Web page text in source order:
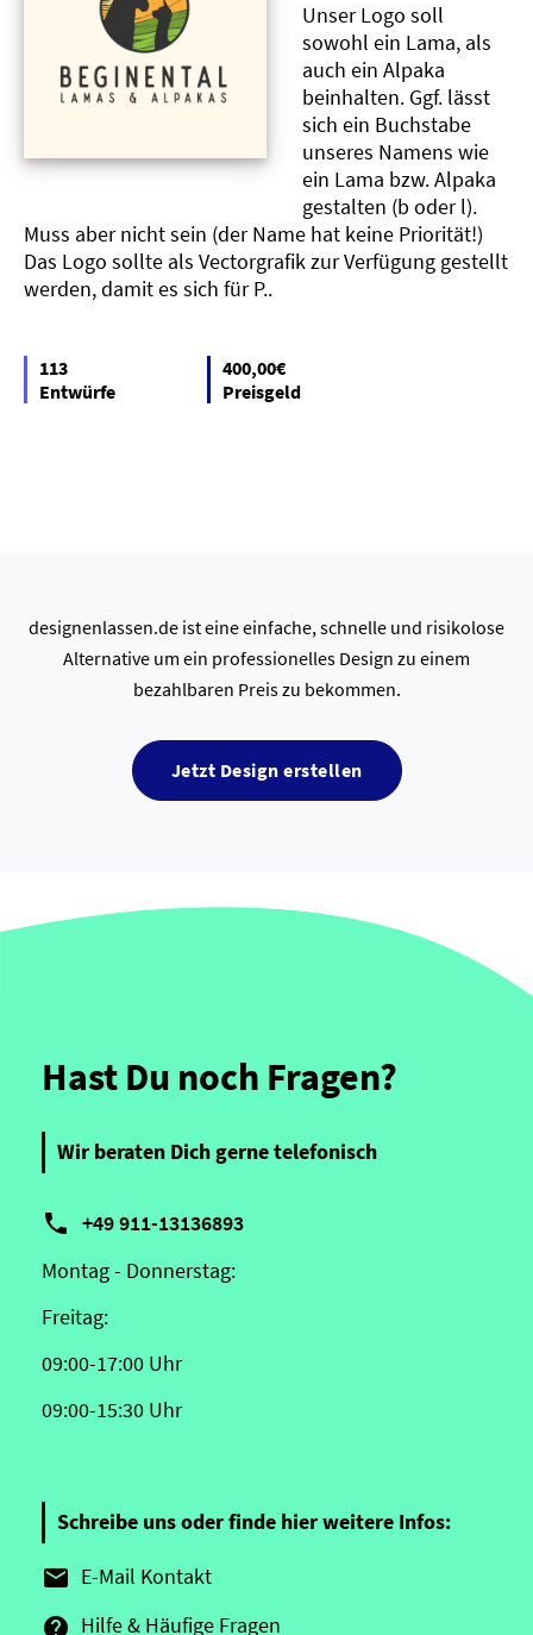
Unser Logo soll
sowohl ein Lama, als
auch ein Alpaka
beinhalten. Ggf. lässt
sich ein Buchstabe
unseres Namens wie
ein Lama bzw. Alpaka
gestalten (b oder l).
Muss aber nicht sein (der Name hat keine Priorität!)
Das Logo sollte als Vectorgrafik zur Verfügung gestellt
werden, damit es sich für P..
113
Entwürfe
400,00€
Preisgeld
designenlassen.de ist eine einfache, schnelle und risikolose
Alternative um ein professionelles Design zu einem
bezahlbaren Preis zu bekommen.
Jetzt Design erstellen
Hast Du noch Fragen?
Wir beraten Dich gerne telefonisch
 +49 911-13136893
Montag - Donnerstag:
Freitag:
09:00-17:00 Uhr
09:00-15:30 Uhr
Schreibe uns oder finde hier weitere Infos:
 E-Mail Kontakt
 Hilfe & Häufige Fragen